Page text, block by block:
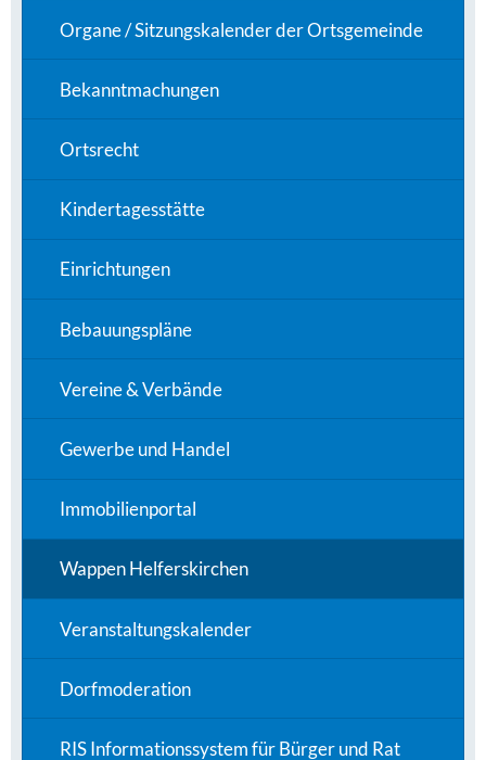
Organe / Sitzungskalender der Ortsgemeinde
Bekanntmachungen
Ortsrecht
Kindertagesstätte
Einrichtungen
Bebauungspläne
Vereine & Verbände
Gewerbe und Handel
Immobilienportal
Wappen Helferskirchen
Veranstaltungskalender
Dorfmoderation
RIS Informationssystem für Bürger und Rat